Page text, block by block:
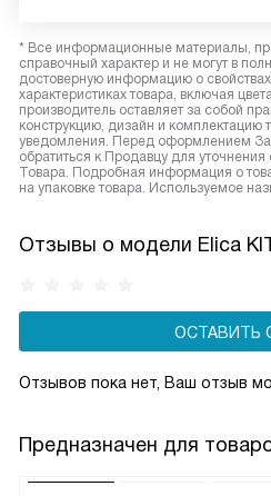
* Все информационные материалы,
справочный характер и не могут в
достоверную информацию о
характеристиках товара, включая
производитель оставляет за собой
конструкцию, дизайн и комплектацию
уведомления. Перед оформлением
обратиться к Продавцу для уточнения
Товара. Подробная информация о
на упаковке товара. Используемое
Отзывы о модели Elica
ОСТАВИТЬ
Отзывов пока нет, Ваш отзыв
Предназначен для